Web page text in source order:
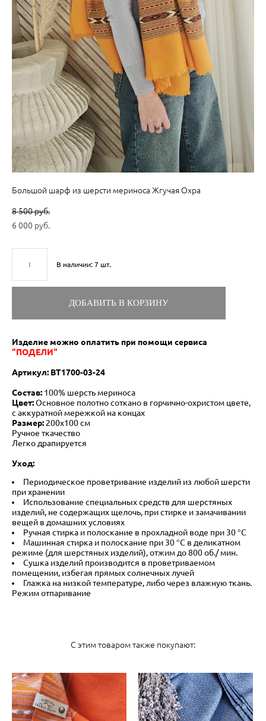
Большой шарф из шерсти мериноса Жгучая Охра
8 500 pуб.
6 000 pуб.
В наличии: 7 шт.
ДОБАВИТЬ В КОРЗИНУ
Изделие можно оплатить при помощи сервиса
"ПОДЕЛИ"
Артикул: ВT1700-03-24
Состав: 100% шерсть мериноса
Цвет:Основное полотно соткано в горчично-охристом цвете,
с аккуратной мережкой на концах
Размер: 200х100 см
Ручное ткачество
Легко драпируется
Уход:
Периодическое проветривание изделий из любой шерсти
при хранении
Использование специальных средств для шерстяных
изделий, не содержащих щелочь, при стирке и замачивании
вещей в домашних условиях
Ручная стирка и полоскание в прохладной воде при 30 °С
Машинная стирка и полоскание при 30 °С в деликатном
режиме (для шерстяных изделий), отжим до 800 об./ мин.
Сушка изделий производится в проветриваемом
помещении, избегая прямых солнечных лучей
Глажка на низкой температуре, либо через влажную ткань.
Режим отпаривание
С этим товаром также покупают: